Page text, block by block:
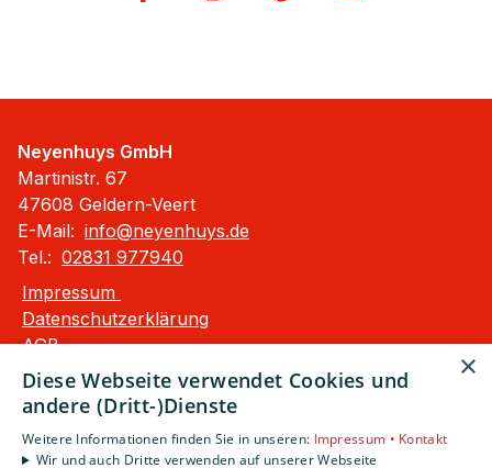
Neyenhuys GmbH
Martinistr. 67
47608 Geldern-Veert
E-Mail: info@neyenhuys.de
Tel.: 02831 977940
Impressum
Datenschutzerklärung
AGB
Barrierefreiheitserklärung
Unsere Bereiche
Privatkunden
×
Diese Webseite verwendet Cookies und
andere (Dritt-)Dienste
Weitere Informationen finden Sie in unseren: Impressum • Kontakt
Wir und auch Dritte verwenden auf unserer Webseite